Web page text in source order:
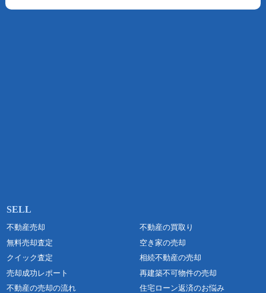
不動産売却
無料売却査定
クイック査定
売却成功レポート
不動産の売却の流れ
不動産の買取り
空き家の売却
相続不動産の売却
再建築不可物件の売却
住宅ローン返済のお悩み